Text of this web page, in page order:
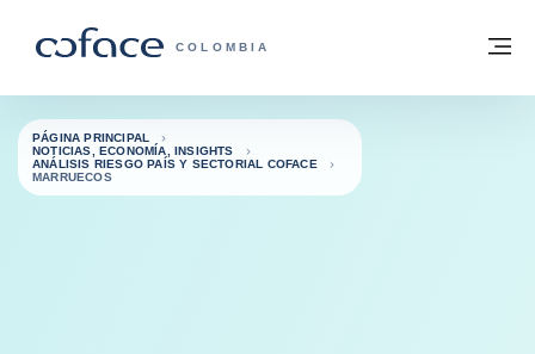
COFACE - FOR TRADE
COLOMBIA
Volver a la página principal
PÁGINA PRINCIPAL
NOTICIAS, ECONOMÍA, INSIGHTS
ANÁLISIS RIESGO PAÍS Y SECTORIAL COFACE
MARRUECOS